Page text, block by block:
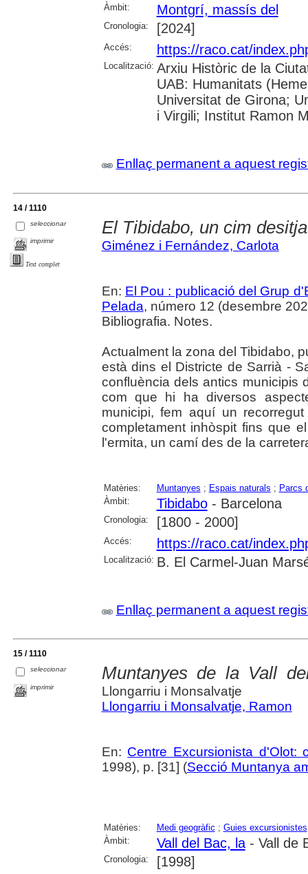
Àmbit: Montgrí, massís del
Cronologia: [2024]
Accés: https://raco.cat/
Localització: Arxiu Històric de la
UAB: Humanitats
Universitat de Girona;
i Virgili; Institut Ramon
Enllaç permanent a aquest
14 / 1110
seleccionar
imprimir
Text complet
El Tibidabo, un cim
Giménez i Fernández, Carlota
En: El Pou : publicació del Grup
Pelada, número 12 (desembre
Bibliografia. Notes.
Actualment la zona del Tibidabo,
està dins el Districte de Sarrià -
confluència dels antics municipis
com que hi ha diversos
municipi, fem aquí un
completament inhòspit fins que
l'ermita, un camí des de la
Matèries: Muntanyes ; Espais naturals ; Parcs
Àmbit:
Tibidabo- Barcelona
Cronologia: [1800 - 2000]
Accés: https://raco.cat/
Localització: B. El Carmel-Juan
Enllaç permanent a aquest
15 / 1110
seleccionar
imprimir
Muntanyes de la Vall
Llongarriu i Monsalvatje
Llongarriu i Monsalvatje, Ramon
En: Centre Excursionista d'Olot:
1998), p. [31] (Secció Muntanya
Matèries: Medi geogràfic ; Guies excursionistes
Àmbit:
Vall del Bac, la- Vall de
Cronologia: [1998]